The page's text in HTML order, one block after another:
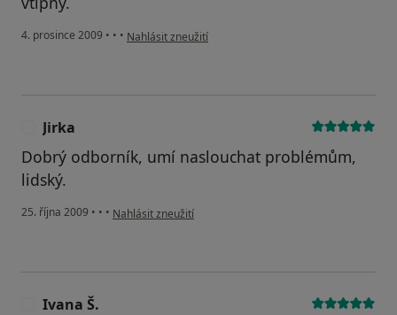
4. prosince 2009 • • • podle názoru uživatele Pacient
Nahlásit zneužití
Jirka
Dobrý odborník, umí naslouchat problémům,
lidský.
25. října 2009 • • • podle názoru uživatele Jirka
Nahlásit zneužití
Ivana Š.